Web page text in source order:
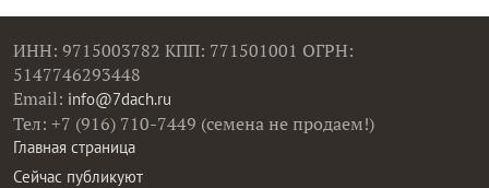
ИНН: 9715003782 КПП: 771501001 ОГРН:
5147746293448
Email: info@7dach.ru
Тел: +7 (916) 710-7449 (семена не продаем!)
Главная страница
Сейчас публикуют